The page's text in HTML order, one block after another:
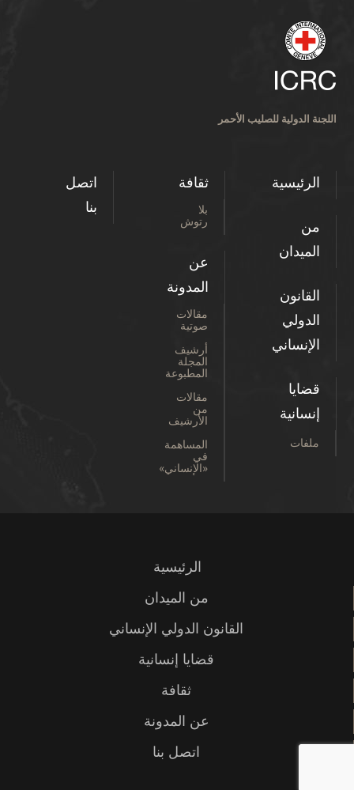
اللجنة الدولية للصليب الأحمر
الرئيسية
من
الميدان
القانون
الدولي
الإنساني
قضايا
إنسانية
ملفات
ثقافة
بلا
رتوش
عن
المدونة
مقالات
صوتية
أرشيف
المجلة
المطبوعة
مقالات
من
الأرشيف
المساهمة
في
«الإنساني»
اتصل
بنا
الرئيسية
من الميدان
القانون الدولي الإنساني
قضايا إنسانية
ثقافة
عن المدونة
اتصل بنا